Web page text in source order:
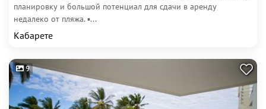
планировку и большой потенциал для сдачи в аренду
недалеко от пляжа. ▪...
Кабарете
9